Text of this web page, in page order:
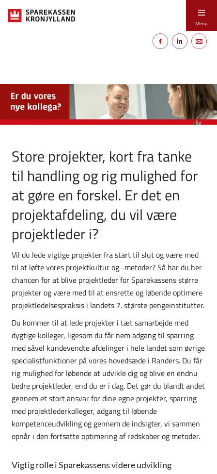
Menu
Store projekter, kort fra tanke
til handling og rig mulighed for
at gøre en forskel. Er det en
projektafdeling, du vil være
projektleder i?
Vil du lede vigtige projekter fra start til slut og være med
til at løfte vores projektkultur og -metoder? Så har du her
chancen for at blive projektleder for Sparekassens større
projekter og være med til at ensrette og løbende optimere
projektledelsespraksis i landets 7. største pengeinstitutter.
Du kommer til at lede projekter i tæt samarbejde med
dygtige kolleger, ligesom du får nem adgang til sparring
med såvel kundevendte afdelinger i hele landet som øvrige
specialistfunktioner på vores hovedsæde i Randers. Du får
rig mulighed for løbende at udvikle dig og blive en endnu
bedre projektleder, end du er i dag. Det gør du blandt andet
gennem et stort ansvar for dine egne projekter, sparring
med projektlederkolleger, adgang til løbende
kompetenceudvikling og gennem de indsigter, vi sammen
opnår i den fortsatte optimering af redskaber og metoder.
Vigtig rolle i Sparekassens videre udvikling